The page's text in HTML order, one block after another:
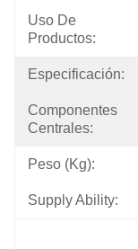
Uso De
Productos:
Especificación:
Componentes
Centrales:
Peso (kg):
Supply Ability: